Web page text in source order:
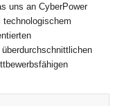
uns an CyberPower